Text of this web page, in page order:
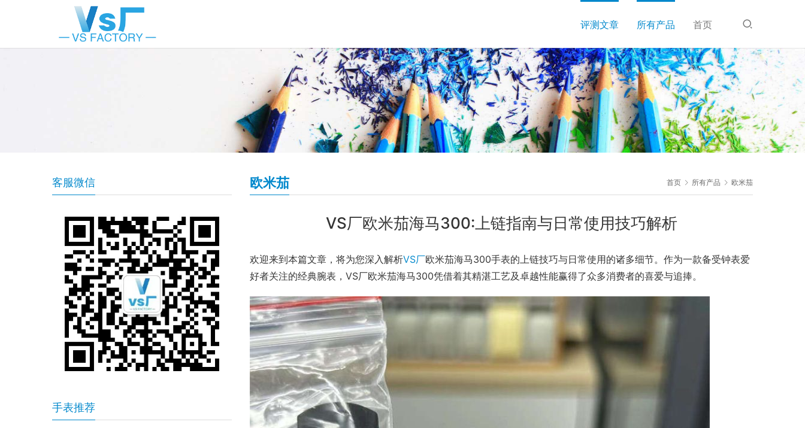
评测文章 所有产品 首页
首页 所有产品 欧米茄
欧米茄
VS厂欧米茄海马300:上链指南与日常使用技巧解析
欢迎来到本篇文章，将为您深入解析VS厂欧米茄海马300手表的上链技巧与日常使用的诸多细节。作为一款备受钟表爱
好者关注的经典腕表，VS厂欧米茄海马300凭借着其精湛工艺及卓越性能赢得了众多消费者的喜爱与追捧。
客服微信
手表推荐